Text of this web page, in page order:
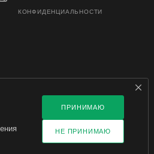
КОНФИДЕНЦИАЛЬНОСТИ
ПРИНИМАЮ
НЕ ПРИНИМАЮ